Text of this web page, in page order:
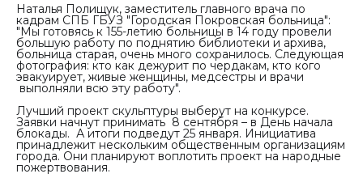
Наталья Полищук, заместитель главного врача по
кадрам СПБ ГБУЗ "Городская Покровская больница":
"Мы готовясь к 155-летию больницы в 14 году провели
большую работу по поднятию библиотеки и архива,
больница старая, очень много сохранилось. Следующая
фотография: кто как дежурит по чердакам, кто кого
эвакуирует, живые женщины, медсестры и врачи
выполняли всю эту работу".
Лучший проект скульптуры выберут на конкурсе.
Заявки начнут принимать 8 сентября – в День начала
блокады. А итоги подведут 25 января. Инициатива
принадлежит нескольким общественным организациям
города. Они планируют воплотить проект на народные
пожертвования.